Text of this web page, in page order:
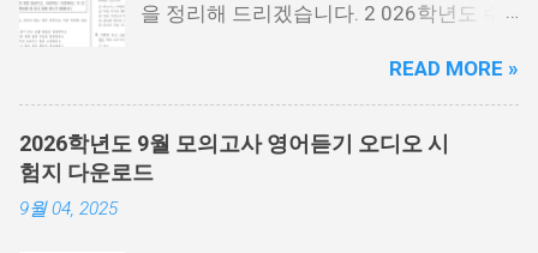
을 정리해 드리겠습니다. 2 026학년도 수
행한 시험 을 말하는데요. 2026년에 대학
에 들어가는 분들이 보는 시험입니다. 시험
지 필요한 분들은 아래 PDF파일을 다운로
드 받을 수 있습니다. 홀수랑 짝수가 나누
어져 있기 때문에 필요한 각각 필요한 분들
READ MORE »
2026학년도 9월 모의고사 영어듣기 오디오 시
험지 다운로드
9월 04, 2025